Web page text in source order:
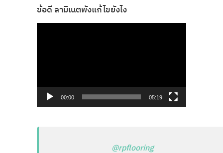
ข้อดี ลามิเนตพังแก้ไขยังไง
00:00 05:19
@rpflooring